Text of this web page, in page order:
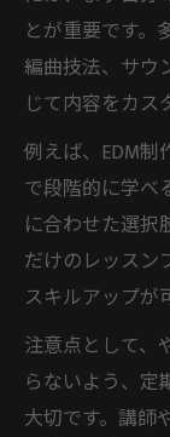
とが重要です。
編曲技法、サウ
じて内容をカス
例えば、EDM制
で段階的に学べ
に合わせた選択
だけのレッスン
スキルアップが
注意点として、
らないよう、定
大切です。講師